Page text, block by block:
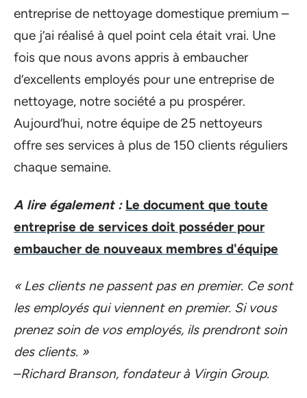
entreprise de nettoyage domestique premium –
que j’ai réalisé à quel point cela était vrai. Une
fois que nous avons appris à embaucher
d’excellents employés pour une entreprise de
nettoyage, notre société a pu prospérer.
Aujourd’hui, notre équipe de 25 nettoyeurs
offre ses services à plus de 150 clients réguliers
chaque semaine.
A lire également : Le document que toute
entreprise de services doit posséder pour
embaucher de nouveaux membres d'équipe
« Les clients ne passent pas en premier. Ce sont
les employés qui viennent en premier. Si vous
prenez soin de vos employés, ils prendront soin
des clients. »
–Richard Branson, fondateur à Virgin Group.